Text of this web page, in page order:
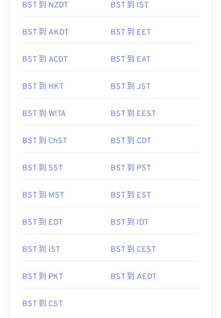
BST 到 NZDT BST 到 IST
BST 到 AKDT BST 到 EET
BST 到 ACDT BST 到 EAT
BST 到 HKT BST 到 JST
BST 到 WITA BST 到 EEST
BST 到 ChST BST 到 CDT
BST 到 SST BST 到 PST
BST 到 MST BST 到 EST
BST 到 EDT BST 到 IDT
BST 到 IST BST 到 CEST
BST 到 PKT BST 到 AEDT
BST 到 CST